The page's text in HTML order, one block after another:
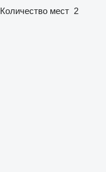
Количество мест 2